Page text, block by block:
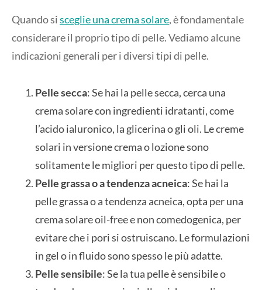
Quando sisceglie una crema solare, è fondamentale
considerare il proprio tipo di pelle. Vediamo alcune
indicazioni generali per i diversi tipi di pelle.
Pelle secca: Se hai la pelle secca, cerca una
crema solare con ingredienti idratanti, come
l’acido ialuronico, la glicerina o gli oli. Le creme
solari in versione crema o lozione sono
solitamente le migliori per questo tipo di pelle.
Pelle grassa o a tendenza acneica: Se hai la
pelle grassa o a tendenza acneica, opta per una
crema solare oil-free e non comedogenica, per
evitare che i pori si ostruiscano. Le formulazioni
in gel o in fluido sono spesso le più adatte.
Pelle sensibile: Se la tua pelle è sensibile o